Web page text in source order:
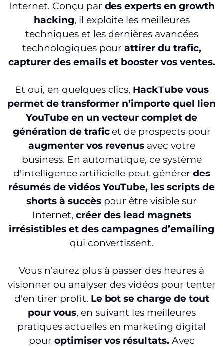
Internet. Conçu par des experts en growth
hacking, il exploite les meilleures
techniques et les dernières avancées
technologiques pour attirer du trafic,
capturer des emails et booster vos ventes.
Et oui, en quelques clics, HackTube vous
permet de transformer n’importe quel lien
YouTube en un vecteur complet de
génération de traficet de prospects pour
augmenter vos revenusavec votre
business. En automatique, ce système
d'intelligence artificielle peut générer des
résumés de vidéos YouTube, les scripts de
shorts à succès pour être visible sur
Internet, créer des lead magnets
irrésistibles et des campagnes d’emailing
qui convertissent.
Vous n’aurez plus à passer des heures à
visionner ou analyser des vidéos pour tenter
d'en tirer profit. Le bot se charge de tout
pour vous, en suivant les meilleures
pratiques actuelles en marketing digital
pour optimiser vos résultats.Avec